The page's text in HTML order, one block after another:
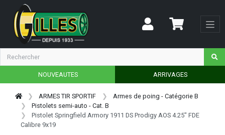
NOUVEAUTES ARRIVAGES
ARMES TIR SPORTIF
Armes de poing - Catégorie B
Pistolets semi-auto - Cat. B
Pistolet Springfield Armory 1911 DS Prodigy AOS 4.25" FDE
Calibre 9x19